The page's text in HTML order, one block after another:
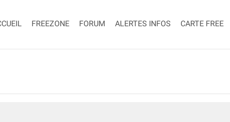
FREEZONE FORUM ALERTES INFOS CARTE FREE